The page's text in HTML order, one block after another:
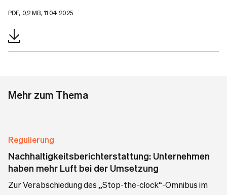
PDF, 0,2 MB, 11.04.2025
Mehr zum Thema
Regulierung
Nachhaltigkeitsberichterstattung: Unternehmen
haben mehr Luft bei der Umsetzung
Zur Verabschiedung des „Stop-the-clock“-Omnibus im